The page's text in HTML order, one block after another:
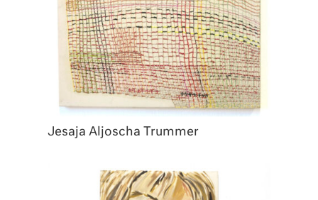
Jesaja Aljoscha Trummer